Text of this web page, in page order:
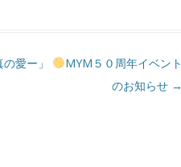
の愛ー」
MYM５０周年イベント
のお知らせ →